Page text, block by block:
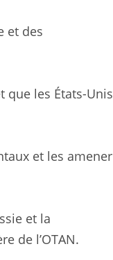
et des
que les États-Unis
et les amener
et la
de l’OTAN.